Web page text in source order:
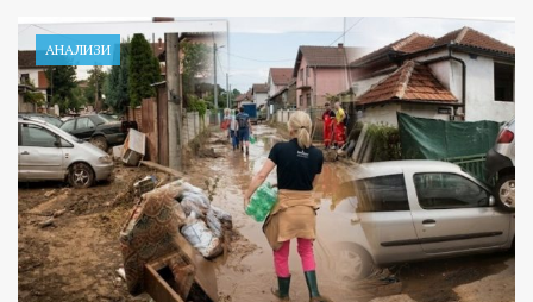
АНАЛИЗИ